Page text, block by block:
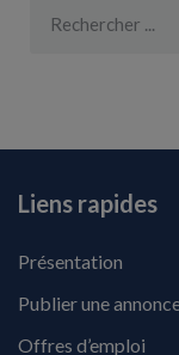
Liens rapides
Présentation
Publier une
Offres d’emploi